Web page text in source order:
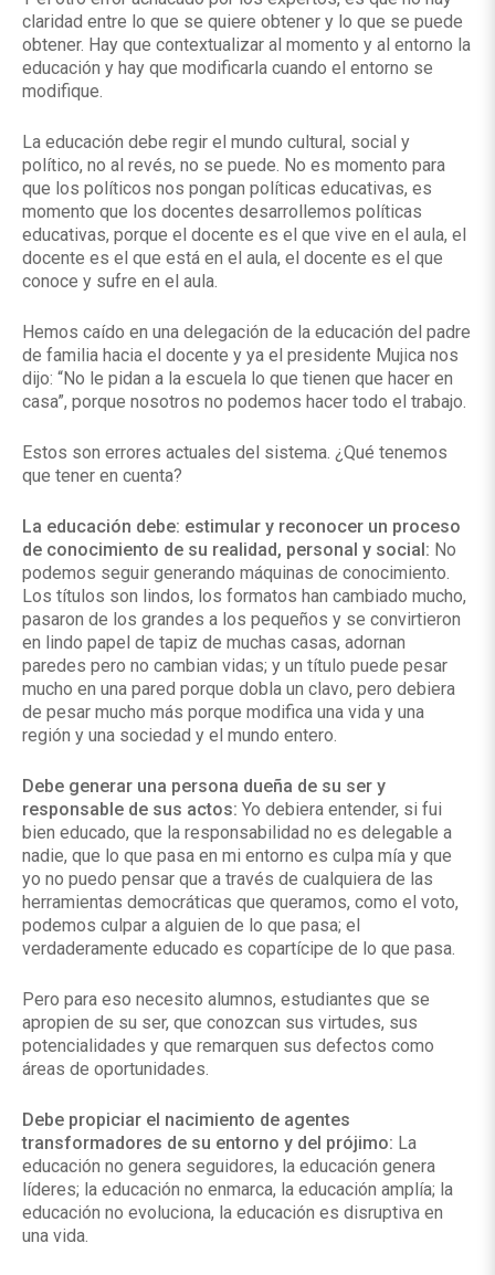
claridad entre lo que se quiere obtener y lo que se puede
obtener. Hay que contextualizar al momento y al entorno la
educación y hay que modificarla cuando el entorno se
modifique.
La educación debe regir el mundo cultural, social y
político, no al revés, no se puede. No es momento para
que los políticos nos pongan políticas educativas, es
momento que los docentes desarrollemos políticas
educativas, porque el docente es el que vive en el aula, el
docente es el que está en el aula, el docente es el que
conoce y sufre en el aula.
Hemos caído en una delegación de la educación del padre
de familia hacia el docente y ya el presidente Mujica nos
dijo: “No le pidan a la escuela lo que tienen que hacer en
casa”, porque nosotros no podemos hacer todo el trabajo.
Estos son errores actuales del sistema. ¿Qué tenemos
que tener en cuenta?
La educación debe: estimular y reconocer un proceso
de conocimiento de su realidad, personal y social: No
podemos seguir generando máquinas de conocimiento.
Los títulos son lindos, los formatos han cambiado mucho,
pasaron de los grandes a los pequeños y se convirtieron
en lindo papel de tapiz de muchas casas, adornan
paredes pero no cambian vidas; y un título puede pesar
mucho en una pared porque dobla un clavo, pero debiera
de pesar mucho más porque modifica una vida y una
región y una sociedad y el mundo entero.
Debe generar una persona dueña de su ser y
responsable de sus actos: Yo debiera entender, si fui
bien educado, que la responsabilidad no es delegable a
nadie, que lo que pasa en mi entorno es culpa mía y que
yo no puedo pensar que a través de cualquiera de las
herramientas democráticas que queramos, como el voto,
podemos culpar a alguien de lo que pasa; el
verdaderamente educado es copartícipe de lo que pasa.
Pero para eso necesito alumnos, estudiantes que se
apropien de su ser, que conozcan sus virtudes, sus
potencialidades y que remarquen sus defectos como
áreas de oportunidades.
Debe propiciar el nacimiento de agentes
transformadores de su entorno y del prójimo: La
educación no genera seguidores, la educación genera
líderes; la educación no enmarca, la educación amplía; la
educación no evoluciona, la educación es disruptiva en
una vida.